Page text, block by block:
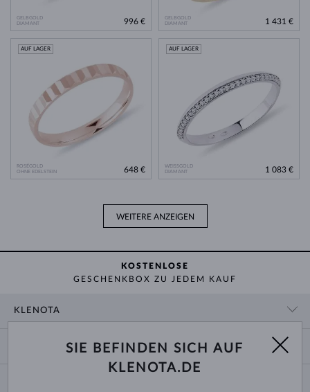
GELBGOLD
DIAMANT
996 €
GELBGOLD
DIAMANT
1 431 €
ROSÉGOLD
OHNE EDELSTEIN
AUF LAGER
648 €
WEISSGOLD
DIAMANT
AUF LAGER
1 083 €
WEITERE ANZEIGEN
KOSTENLOSE
GESCHENKBOX ZU JEDEM KAUF
KLENOTA
ZAHLUNG UND VERSAND
SIE BEFINDEN SICH AUF
KLENOTA.DE